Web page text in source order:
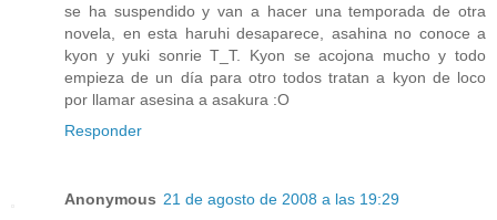
se ha suspendido y van a hacer una temporada de otra
novela, en esta haruhi desaparece, asahina no conoce a
kyon y yuki sonrie T_T. Kyon se acojona mucho y todo
empieza de un día para otro todos tratan a kyon de loco
por llamar asesina a asakura :O
Responder
Anonymous 21 de agosto de 2008 a las 19:29